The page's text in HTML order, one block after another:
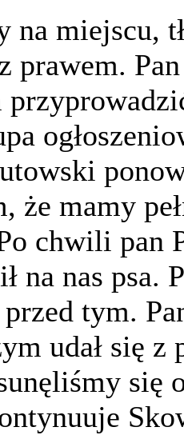
na miejscu,
prawem.
że mamy
chwili pan
na nas
tym.
udał się z
się